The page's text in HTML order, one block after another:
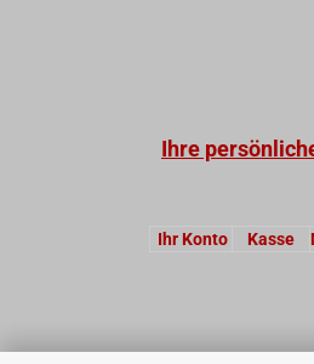
Ihre
Ihr Konto Kasse